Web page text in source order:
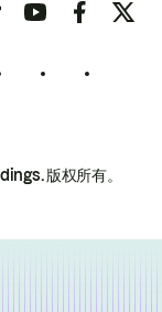
版权所有。